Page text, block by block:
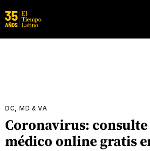
DC, MD & VA
Coronavirus:
médico online gratis